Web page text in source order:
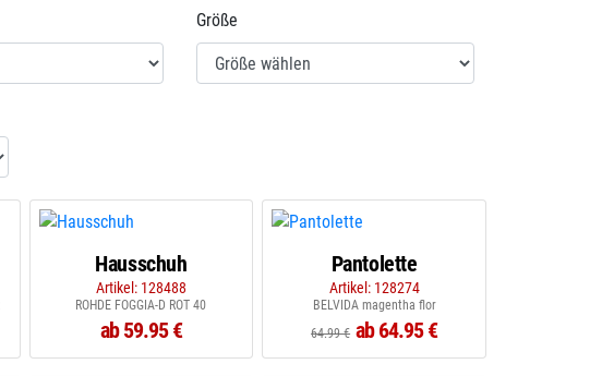
Größe
Hausschuh
Artikel: 128488
ROHDE FOGGIA-D ROT 40
ab 59.95 €
Pantolette
Artikel: 128274
BELVIDA magentha flor
64.99 € ab 64.95 €